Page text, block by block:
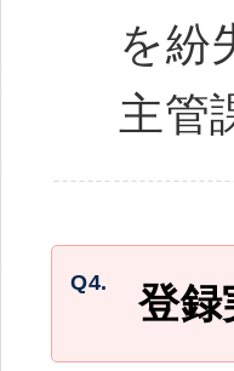
を紛
主管
Q4. 登録